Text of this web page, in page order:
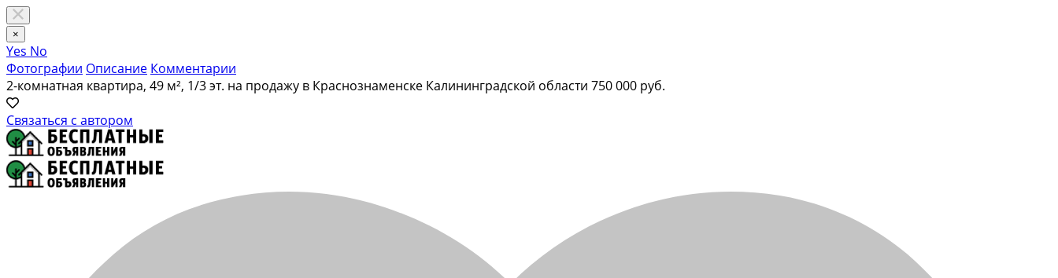
×
Yes No
Фотографии Описание Комментарии
2-комнатная квартира, 49 м², 1/3 эт. на продажу в Краснознаменске Калининградской области 750 000 руб.
Связаться с автором